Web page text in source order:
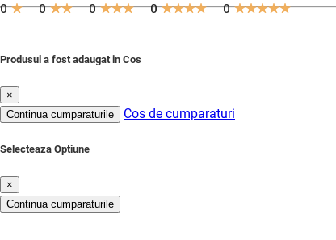
0 0 0 0 0
Produsul a fost adaugat in Cos
×
Continua cumparaturile
Cos de cumparaturi
Selecteaza Optiune
×
Continua cumparaturile